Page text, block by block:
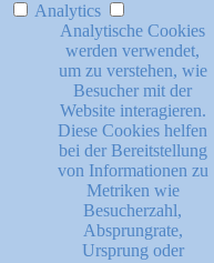
Analytics
Analytische Cookies
werden verwendet,
um zu verstehen, wie
Besucher mit der
Website interagieren.
Diese Cookies helfen
bei der Bereitstellung
von Informationen zu
Metriken wie
Besucherzahl,
Absprungrate,
Ursprung oder